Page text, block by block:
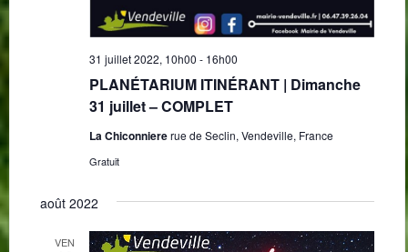
PLANÉTARIUM ITINÉRANT | Dimanche
31 juillet – COMPLET
31 juillet 2022, 10h00 - 16h00
La Chiconniererue de Seclin, Vendeville, France
Gratuit
août 2022
VEN